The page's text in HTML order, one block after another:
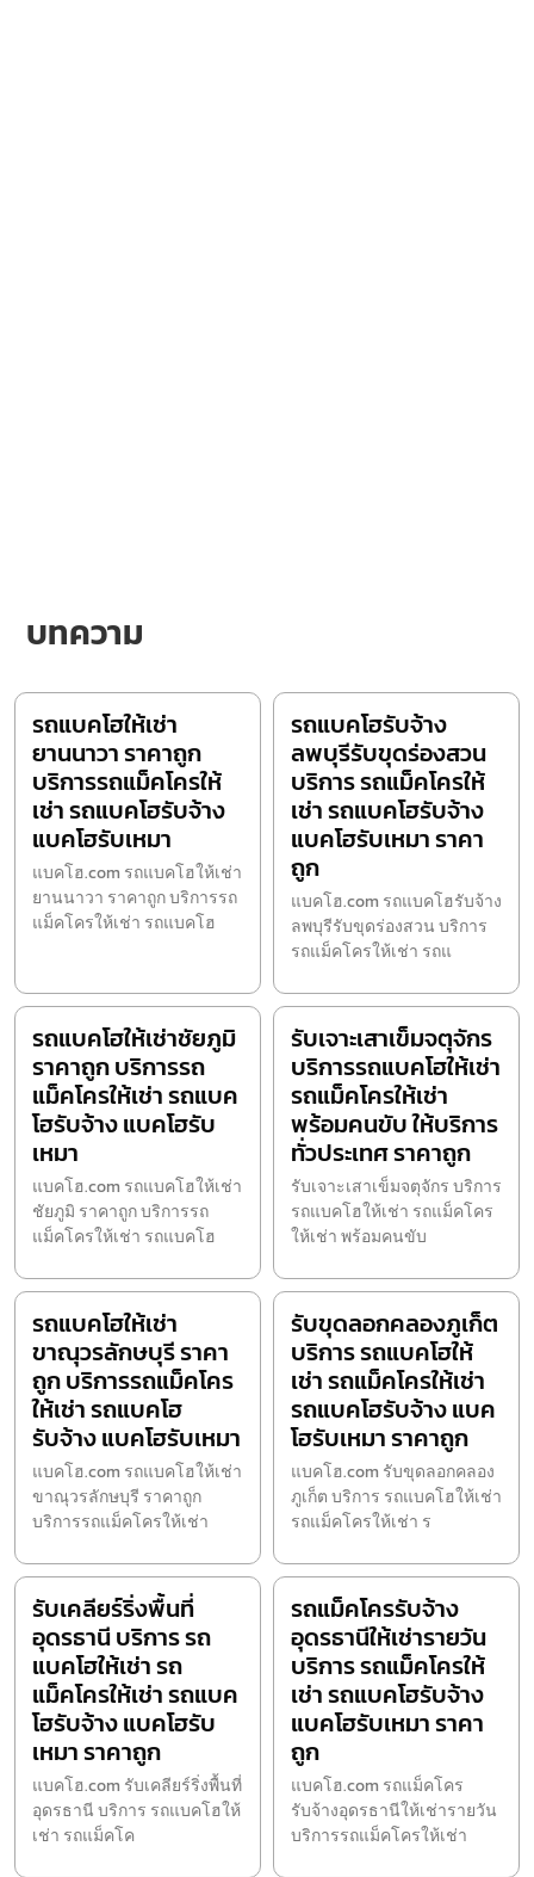
บทความ
รถแบคโฮให้เช่า
ยานนาวา ราคาถูก
บริการรถแม็คโครให้
เช่า รถแบคโฮรับจ้าง
แบคโฮรับเหมา
แบคโฮ.com รถแบคโฮให้เช่า
ยานนาวา ราคาถูก บริการรถ
แม็คโครให้เช่า รถแบคโฮ
รถแบคโฮรับจ้าง
ลพบุรีรับขุดร่องสวน
บริการ รถแม็คโครให้
เช่า รถแบคโฮรับจ้าง
แบคโฮรับเหมา ราคา
ถูก
แบคโฮ.com รถแบคโฮรับจ้าง
ลพบุรีรับขุดร่องสวน บริการ
รถแม็คโครให้เช่า รถแ
รถแบคโฮให้เช่าชัยภูมิ
ราคาถูก บริการรถ
แม็คโครให้เช่า รถแบค
โฮรับจ้าง แบคโฮรับ
เหมา
แบคโฮ.com รถแบคโฮให้เช่า
ชัยภูมิ ราคาถูก บริการรถ
แม็คโครให้เช่า รถแบคโฮ
รับเจาะเสาเข็มจตุจักร
บริการรถแบคโฮให้เช่า
รถแม็คโครให้เช่า
พร้อมคนขับ ให้บริการ
ทั่วประเทศ ราคาถูก
รับเจาะเสาเข็มจตุจักร บริการ
รถแบคโฮให้เช่า รถแม็คโคร
ให้เช่า พร้อมคนขับ
รถแบคโฮให้เช่า
ขาณุวรลักษบุรี ราคา
ถูก บริการรถแม็คโคร
ให้เช่า รถแบคโฮ
รับจ้าง แบคโฮรับเหมา
แบคโฮ.com รถแบคโฮให้เช่า
ขาณุวรลักษบุรี ราคาถูก
บริการรถแม็คโครให้เช่า
รับขุดลอกคลองภูเก็ต
บริการ รถแบคโฮให้
เช่า รถแม็คโครให้เช่า
รถแบคโฮรับจ้าง แบค
โฮรับเหมา ราคาถูก
แบคโฮ.com รับขุดลอกคลอง
ภูเก็ต บริการ รถแบคโฮให้เช่า
รถแม็คโครให้เช่า ร
รับเคลียร์ริ่งพื้นที่
อุดรธานี บริการ รถ
แบคโฮให้เช่า รถ
แม็คโครให้เช่า รถแบค
โฮรับจ้าง แบคโฮรับ
เหมา ราคาถูก
แบคโฮ.com รับเคลียร์ริ่งพื้นที่
อุดรธานี บริการ รถแบคโฮให้
เช่า รถแม็คโค
รถแม็คโครรับจ้าง
อุดรธานีให้เช่ารายวัน
บริการ รถแม็คโครให้
เช่า รถแบคโฮรับจ้าง
แบคโฮรับเหมา ราคา
ถูก
แบคโฮ.com รถแม็คโคร
รับจ้างอุดรธานีให้เช่ารายวัน
บริการรถแม็คโครให้เช่า